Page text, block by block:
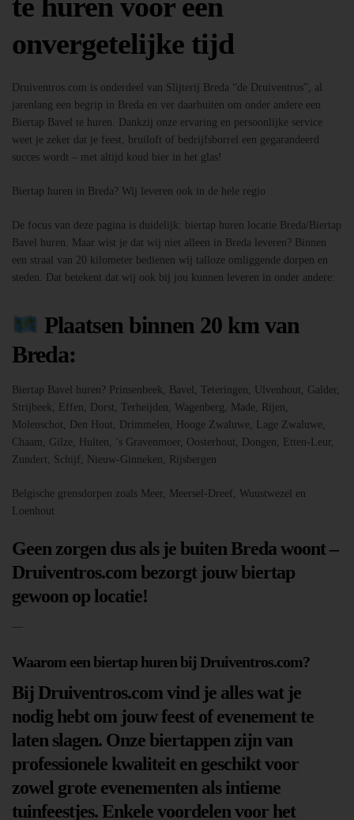
onvergetelijke tijd
Druiventros.com is onderdeel van Slijterij Breda “de Druiventros”, al
jarenlang een begrip in Breda en ver daarbuiten om onder andere een
Biertap Bavel te huren. Dankzij onze ervaring en persoonlijke service
weet je zeker dat je feest, bruiloft of bedrijfsborrel een gegarandeerd
succes wordt – met altijd koud bier in het glas!
Biertap huren in Breda? Wij leveren ook in de hele regio
De focus van deze pagina is duidelijk: biertap huren locatie Breda/Biertap
Bavel huren. Maar wist je dat wij niet alleen in Breda leveren? Binnen
een straal van 20 kilometer bedienen wij talloze omliggende dorpen en
steden. Dat betekent dat wij ook bij jou kunnen leveren in onder andere:
Plaatsen binnen 20 km van
Breda:
Biertap Bavel huren? Prinsenbeek, Bavel, Teteringen, Ulvenhout, Galder,
Strijbeek, Effen, Dorst, Terheijden, Wagenberg, Made, Rijen,
Molenschot, Den Hout, Drimmelen, Hooge Zwaluwe, Lage Zwaluwe,
Chaam, Gilze, Hulten, ’s Gravenmoer, Oosterhout, Dongen, Etten-Leur,
Zundert, Schijf, Nieuw-Ginneken, Rijsbergen
Belgische grensdorpen zoals Meer, Meersel-Dreef, Wuustwezel en
Loenhout
Geen zorgen dus als je buiten Breda woont –
Druiventros.com bezorgt jouw biertap
gewoon op locatie!
—
Waarom een biertap huren bij Druiventros.com?
Bij Druiventros.com vind je alles wat je
nodig hebt om jouw feest of evenement te
laten slagen. Onze biertappen zijn van
professionele kwaliteit en geschikt voor
zowel grote evenementen als intieme
tuinfeestjes. Enkele voordelen voor het